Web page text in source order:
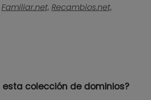
Familiar.net, Recambios.net,
esta colección de dominios?